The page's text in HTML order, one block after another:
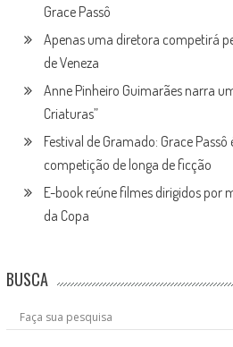
Grace Passô
Apenas uma diretora competirá
de Veneza
Anne Pinheiro Guimarães narra
Criaturas”
Festival de Gramado: Grace
competição de longa de ficção
E-book reúne filmes dirigidos por
da Copa
BUSCA